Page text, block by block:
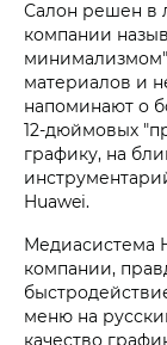
Салон решен в
компании
материалов и
напоминают о
12-дюймовых
графику, на
Huawei.
Медиасистема
компании,
меню на
качество